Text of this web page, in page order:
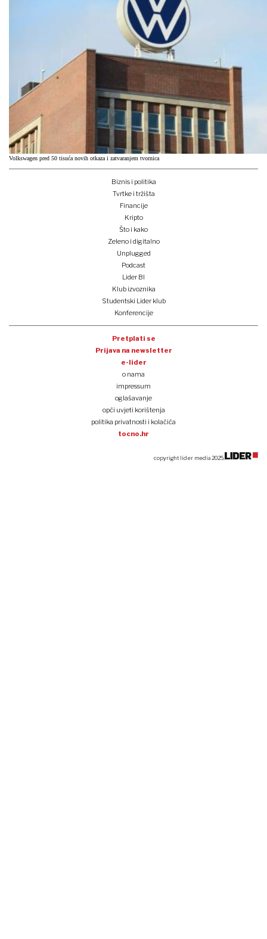
Volkswagen pred 50 tisuća novih otkaza i zatvaranjem tvornica
Biznis i politika
Tvrtke i tržišta
Financije
Kripto
Što i kako
Zeleno i digitalno
Unplugged
Podcast
Lider BI
Klub izvoznika
Studentski Lider klub
Konferencije
Pretplati se
Prijava na newsletter
e-lider
o nama
impressum
oglašavanje
opći uvjeti korištenja
politika privatnosti i kolačića
tocno.hr
copyright lider media 2025.